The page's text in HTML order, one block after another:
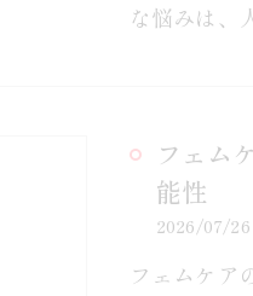
な悩みは、
フェム
能性
2026/07/26
フェムケア